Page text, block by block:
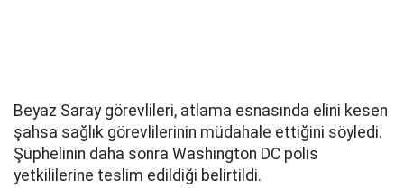
Beyaz Saray görevlileri, atlama esnasında elini kesen
şahsa sağlık görevlilerinin müdahale ettiğini söyledi.
Şüphelinin daha sonra Washington DC polis
yetkililerine teslim edildiği belirtildi.